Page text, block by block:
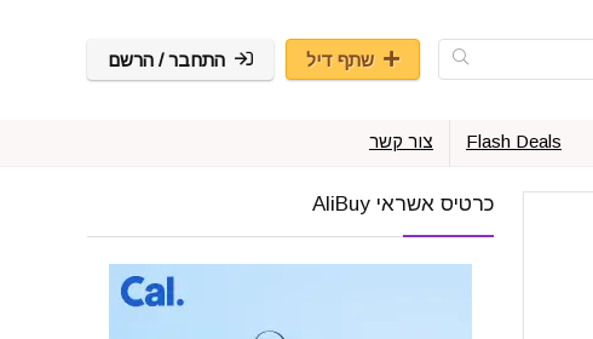
שתף דיל התחבר / הרשם
Flash Deals צור קשר
כרטיס אשראי AliBuy